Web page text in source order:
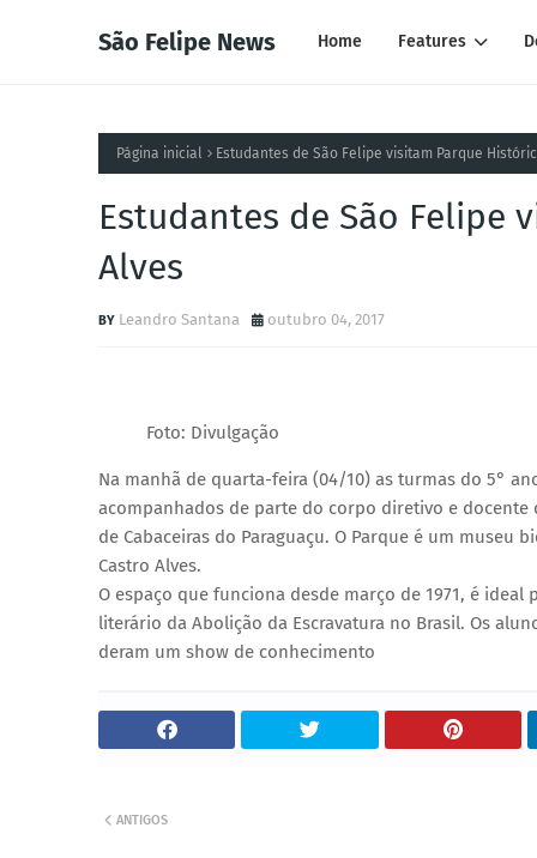
São Felipe News Home Features
Página inicial Estudantes de São Felipe visitam Parque
Estudantes de São Felipe
Alves
Leandro Santana outubro 04, 2017
Foto: Divulgação
Na manhã de quarta-feira (04/10) as turmas do 5°
acompanhados de parte do corpo diretivo e docente
de Cabaceiras do Paraguaçu. O Parque é um museu
Castro Alves.
O espaço que funciona desde março de 1971, é
literário da Abolição da Escravatura no Brasil. Os
deram um show de conhecimento
ANTIGOS